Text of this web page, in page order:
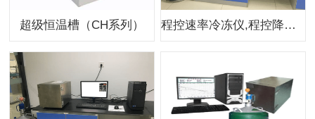
超级恒温槽（CH系列） 程控速率冷冻仪,程控降温仪TF-PA-III